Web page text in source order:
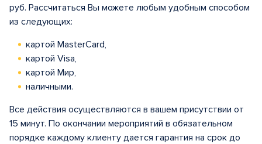
руб. Рассчитаться Вы можете любым удобным способом
из следующих:
картой MasterCard,
картой Visa,
картой Мир,
наличными.
Все действия осуществляются в вашем присутствии от
15 минут. По окончании мероприятий в обязательном
порядке каждому клиенту дается гарантия на срок до